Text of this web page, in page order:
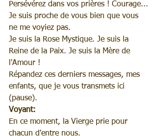
Persévérez dans vos prières ! Courage...
Je suis proche de vous bien que vous
ne me voyiez pas.
Je suis la Rose Mystique. Je suis la
Reine de la Paix. Je suis la Mère de
l'Amour !
Répandez ces derniers messages, mes
enfants, que je vous transmets ici
(pause).
Voyant:
En ce moment, la Vierge prie pour
chacun d'entre nous.